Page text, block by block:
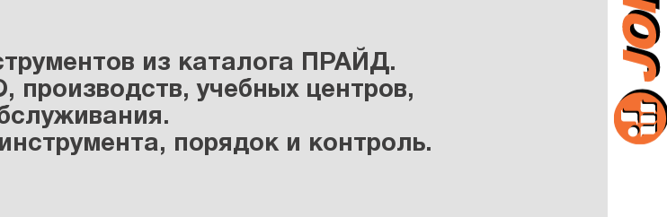
из каталога ПРАЙД.
учебных центров,
порядок и контроль.